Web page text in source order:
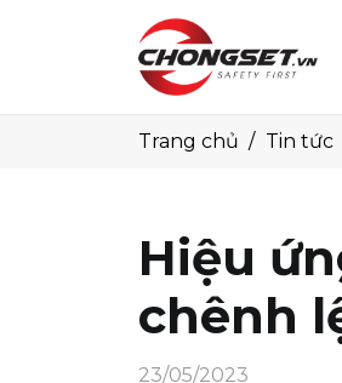
Trang chủ Tin tức
Hiệu
chênh
23/05/2023